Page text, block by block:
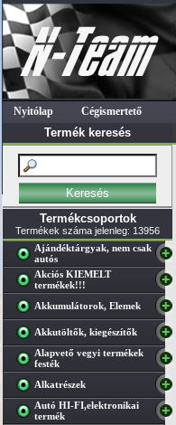
Nyitólap Cégismertető
Termék keresés
Termékcsoportok
Termékek száma jelenleg: 13956
Ajándéktárgyak, nem csak
autós
Akciós KIEMELT
termékek!!!
Akkumulátorok, Elemek
Akkutöltők, kiegészítők
Alapvető vegyi termékek
festék
Alkatrészek
Autó HI-FI,elektronikai
termék